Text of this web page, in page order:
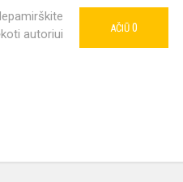
autoriui
AČIŪ 0